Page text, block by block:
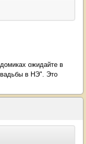
ожидайте в
в НЭ". Это